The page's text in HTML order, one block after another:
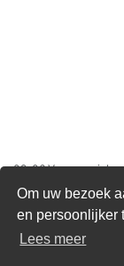
Om uw bezoek
en persoonlijker
Lees meer
09-06 Van
26-05
12-05 Batterijen